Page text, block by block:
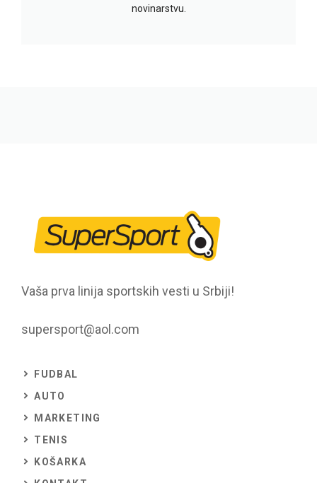
novinarstvu.
Vaša prva linija sportskih vesti u Srbiji!
supersport@aol.com
FUDBAL
AUTO
MARKETING
TENIS
KOŠARKA